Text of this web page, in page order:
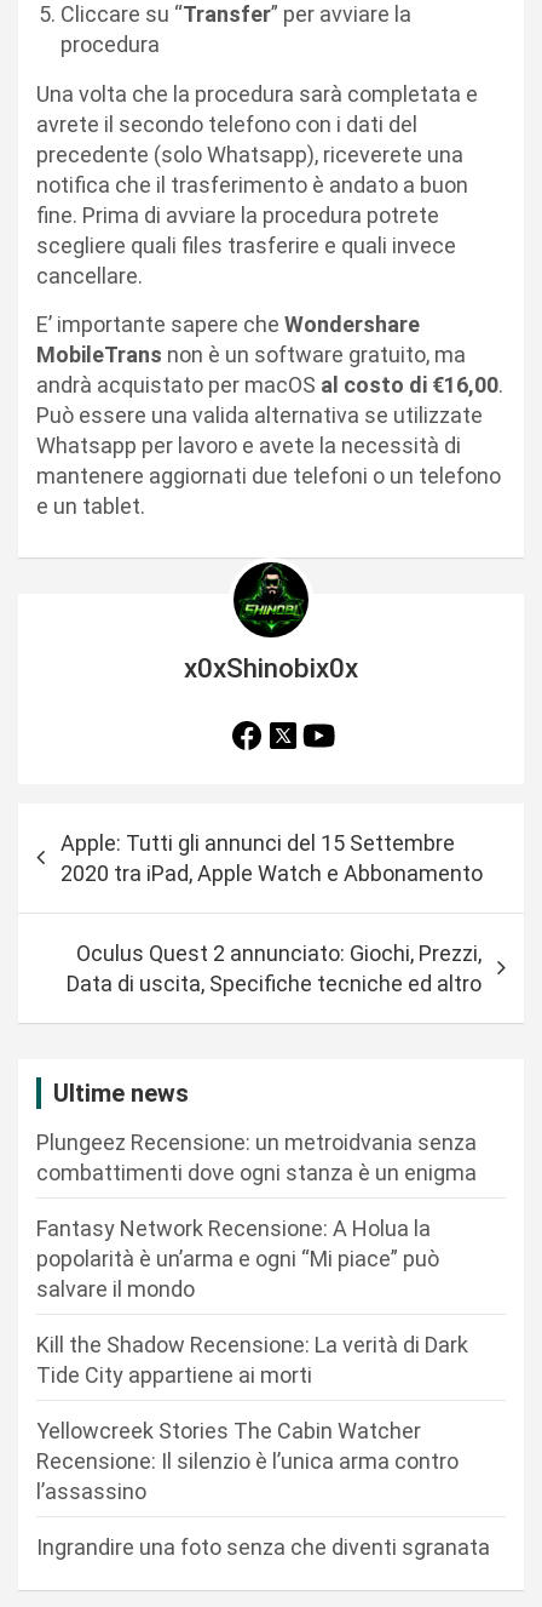
Cliccare su “Transfer” per avviare la
procedura
Una volta che la procedura sarà completata e
avrete il secondo telefono con i dati del
precedente (solo Whatsapp), riceverete una
notifica che il trasferimento è andato a buon
fine. Prima di avviare la procedura potrete
scegliere quali files trasferire e quali invece
cancellare.
E’ importante sapere che Wondershare
MobileTrans non è un software gratuito, ma
andrà acquistato per macOS al costo di €16,00.
Può essere una valida alternativa se utilizzate
Whatsapp per lavoro e avete la necessità di
mantenere aggiornati due telefoni o un telefono
e un tablet.
x0xShinobix0x
a
Apple: Tutti gli annunci del 15 Settembre
2020 tra iPad, Apple Watch e Abbonamento
Oculus Quest 2 annunciato: Giochi, Prezzi,
Data di uscita, Specifiche tecniche ed altro
Ultime news
Plungeez Recensione: un metroidvania senza
combattimenti dove ogni stanza è un enigma
Fantasy Network Recensione: A Holua la
popolarità è un’arma e ogni “Mi piace” può
salvare il mondo
Kill the Shadow Recensione: La verità di Dark
Tide City appartiene ai morti
Yellowcreek Stories The Cabin Watcher
Recensione: Il silenzio è l’unica arma contro
l’assassino
Ingrandire una foto senza che diventi sgranata